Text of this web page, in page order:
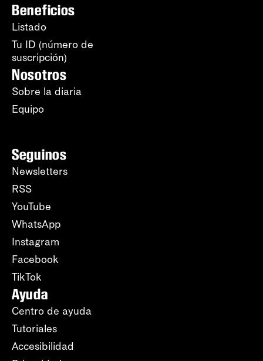
Beneficios
Listado
Tu ID (número de
suscripción)
Nosotros
Sobre la diaria
Equipo
Seguinos
Newsletters
RSS
YouTube
WhatsApp
Instagram
Facebook
TikTok
Ayuda
Centro de ayuda
Tutoriales
Accesibilidad